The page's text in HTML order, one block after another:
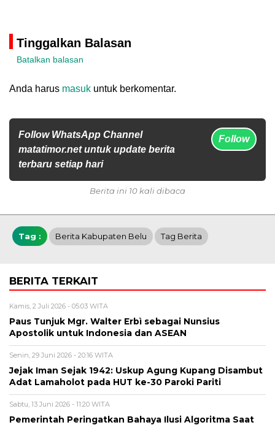
Tinggalkan Balasan
Batalkan balasan
Anda harus masuk untuk berkomentar.
Follow WhatsApp Channel
matatimor.net untuk update berita
terbaru setiap hari
Follow
Berita ini 10 kali dibaca
Tag : Berita Kabupaten Belu Tag Berita
BERITA TERKAIT
Kamis, 2 Juli 2026 - 05:03 WITA
Paus Tunjuk Mgr. Walter Erbì sebagai Nunsius
Apostolik untuk Indonesia dan ASEAN
Senin, 29 Juni 2026 - 20:16 WITA
Jejak Iman Sejak 1942: Uskup Agung Kupang Disambut
Adat Lamaholot pada HUT ke-30 Paroki Pariti
Sabtu, 13 Juni 2026 - 11:20 WITA
Pemerintah Peringatkan Bahaya Ilusi Algoritma Saat